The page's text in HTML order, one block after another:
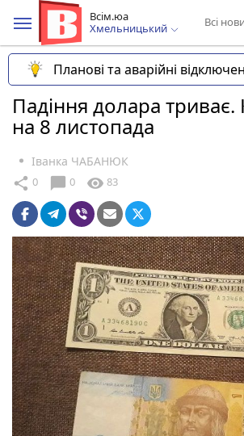
Всім.юа
Хмельницький
Всі
Планові та аварійні
Падіння долара
на 8 листопада
Іванка ЧАБАНЮК
share 0 chat_bubble 0 visibility 83